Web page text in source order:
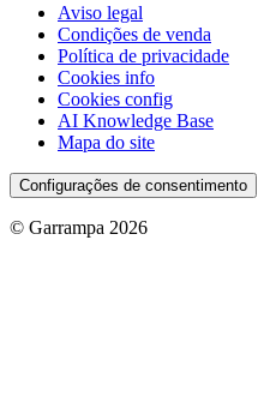
Aviso legal
Condições de venda
Política de privacidade
Cookies info
Cookies config
AI Knowledge Base
Mapa do site
Configurações de consentimento
© Garrampa 2026